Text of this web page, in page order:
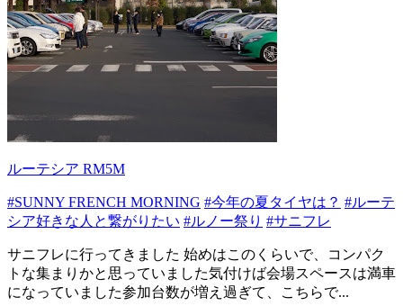
ルーテシア RM5M
#SUNNY FRENCH MORNING #今年の夏タイヤは？ #ルーテ
シア好きな人と繋がりたい #ルノー祭り #サニフレ
サニフレに行ってきました 始めはこのくらいで、コンパク
トな集まりかと思っていました気付けば会場スペースは満車
になっていました参加台数が増え過ぎて、こちらで...